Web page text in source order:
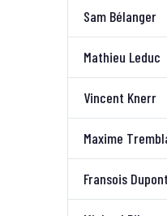
Sam Bélanger
Mathieu Leduc
Vincent Knerr
Maxime
Fransois Dupont